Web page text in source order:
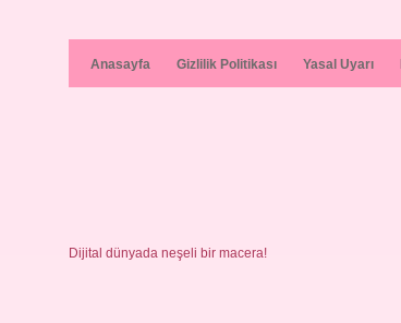
Anasayfa Gizlilik Politikası Yasal Uyarı
Dijital dünyada neşeli bir macera!